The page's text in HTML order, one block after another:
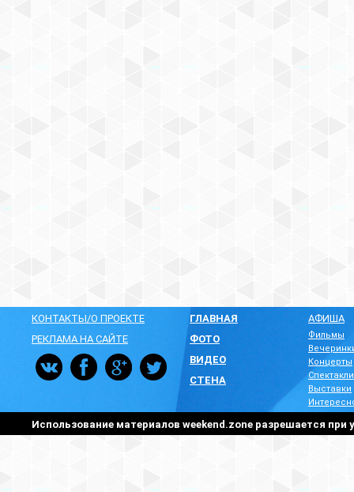
КОНТАКТЫ/О ПРОЕКТЕ
РЕКЛАМА НА САЙТЕ
ГЛАВНАЯ
ФОТО
ВИДЕО
СТЕНА
АФИША
Фильмы
Концерты
Спектакли
Выставки
Использование материалов weekend.zone разрешается